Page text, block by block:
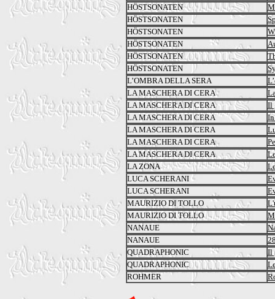
HÖSTSONATEN
HÖSTSONATEN
HÖSTSONATEN
HÖSTSONATEN
HÖSTSONATEN
HÖSTSONATEN
L’OMBRA DELLA SERA
LA MASCHERA DI CERA
LA MASCHERA DI CERA
Il
LA MASCHERA DI CERA
LA MASCHERA DI CERA
LA MASCHERA DI CERA
LA MASCHERA DI CERA
LA ZONA
LUCA SCHERANI
LUCA SCHERANI
MAURIZIO DI TOLLO
MAURIZIO DI TOLLO
NANAUE
NANAUE
QUADRAPHONIC
Il
QUADRAPHONIC
ROHMER